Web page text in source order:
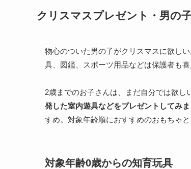
クリスマスプレゼント・男の
物心のついた男の子がクリスマスに欲し
具、図鑑、スポーツ用品などは保護者も喜
2歳までのお子さんは、まだ自分では欲
発した室内遊具などをプレゼントしてみ
すめ。対象年齢順におすすめのおもちゃ
対象年齢0歳からの知育玩具